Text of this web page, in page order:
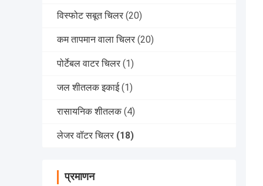
विस्फोट सबूत चिलर (20)
कम तापमान वाला चिलर (20)
पोर्टेबल वाटर चिलर (1)
जल शीतलक इकाई (1)
रासायनिक शीतलक (4)
लेजर वॉटर चिलर (18)
प्रमाणन